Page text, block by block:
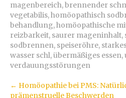
magenbereich,brennender
vegetabilis,homöopathisch
behandlung,homöopathische
reizbarkeit, saurer mageninhalt,
sodbrennen, speiseröhre,
wasser schl,übermäßiges essen,
verdauungsstörungen
Artikel-
← Homöopathie bei PMS:
prämenstruelle Beschwerden